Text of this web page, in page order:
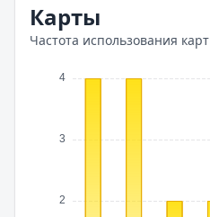
Карты
Частота использования карт